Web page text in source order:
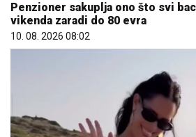
Penzioner sakuplja ono što svi
vikenda zaradi do 80 evra
10. 08. 2026 08:02